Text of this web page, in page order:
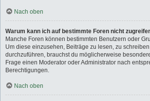
Nach oben
Warum kann ich auf bestimmte Foren nicht
Manche Foren können bestimmten Benutzern oder
Um diese einzusehen, Beiträge zu lesen, zu
durchzuführen, brauchst du möglicherweise
Frage einen Moderator oder Administrator nach
Berechtigungen.
Nach oben